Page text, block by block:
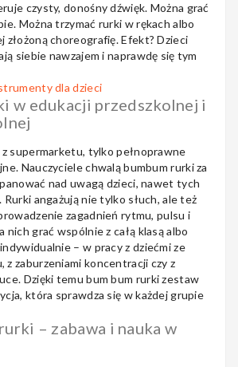
czysty, donośny dźwięk. Można grać
Można trzymać rurki w rękach albo
złożoną choreografię. Efekt? Dzieci
siebie nawzajem i naprawdę się tym
dla dzieci
w edukacji przedszkolnej i
supermarketu, tylko pełnoprawne
Nauczyciele chwalą bumbum rurki za
nad uwagą dzieci, nawet tych
angażują nie tylko słuch, ale też
zagadnień rytmu, pulsu i
nich grać wspólnie z całą klasą albo
– w pracy z dziećmi ze
z zaburzeniami koncentracji czy z
Dzięki temu bum bum rurki zestaw
która sprawdza się w każdej grupie
– zabawa i nauka w